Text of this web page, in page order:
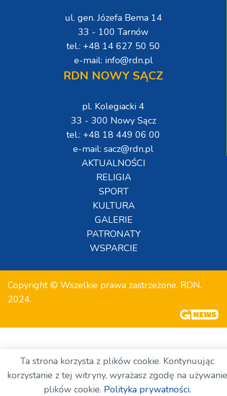
ul. gen. Józefa Bema 14
33 - 100 Tarnów
tel.: +48 14 627 50 50
e-mail: info@rdn.pl
RDN NOWY SĄCZ
pl. Kolegiacki 4
33 - 300 Nowy Sącz
tel.: +48 18 449 06 00
e-mail: sacz@rdn.pl
AKTUALNOŚCI
RELIGIA
SPORT
KULTURA
GALERIE
PATRONATY
WSPARCIE
Copyright © Wszelkie prawa zastrzeżone. RDN.
2024.
Ta strona korzysta z plików cookie. Kontynuując
korzystanie z tej witryny, wyrażasz zgodę na używanie
plików cookie. Polityka prywatności.